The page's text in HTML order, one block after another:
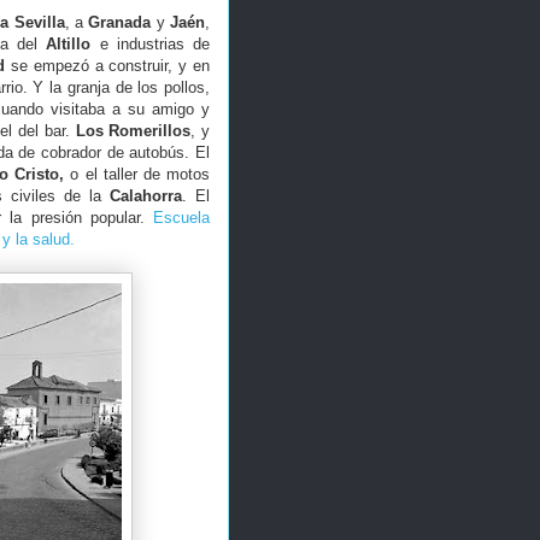
Sevilla, aGranadayJaén,
delAltillo e industrias de
se empezó a construir, y en
Y la granja de los pollos,
visitaba a su amigo y
del bar. Los Romerillos, y
de cobrador de autobús. El
Cristo, o el taller de motos
civiles de la Calahorra. El
la presión popular.
Escuela
la salud.